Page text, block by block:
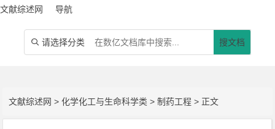
文献综述网 导航
 请选择分类 搜文档
文献综述网 >化学化工与生命科学类 >制药工程 > 正文